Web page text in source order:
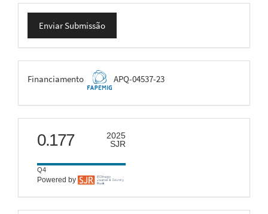
Enviar
Submissão
Enviar Submissão
FAPEMIG
Financiamento APQ-04537-23
scimago
0.177
2025
SJR
Q4
Powered by